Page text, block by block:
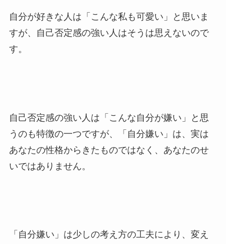
自分が好きな人は「こんな私も可愛い」と思いま
すが、自己否定感の強い人はそうは思えないので
す。
自己否定感の強い人は「こんな自分が嫌い」と思
うのも特徴の一つですが、「自分嫌い」は、実は
あなたの性格からきたものではなく、あなたのせ
いではありません。
「自分嫌い」は少しの考え方の工夫により、変え